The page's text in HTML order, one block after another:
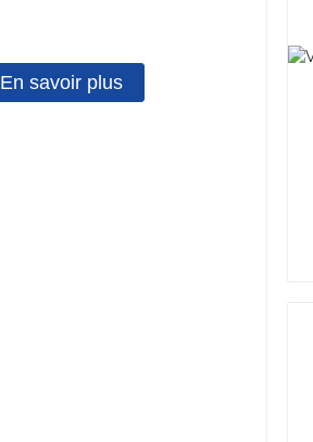
En savoir plus